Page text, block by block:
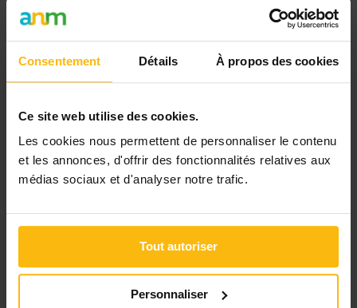
Consentement Détails À propos des cookies
Ce site web utilise des cookies.
Les cookies nous permettent de personnaliser le contenu
et les annonces, d'offrir des fonctionnalités relatives aux
médias sociaux et d'analyser notre trafic.
Tout autoriser
Personnaliser
La totalité du podcast de Christopher, éducateur spécialisé dans